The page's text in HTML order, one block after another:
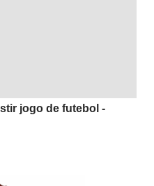
jogo de futebol -